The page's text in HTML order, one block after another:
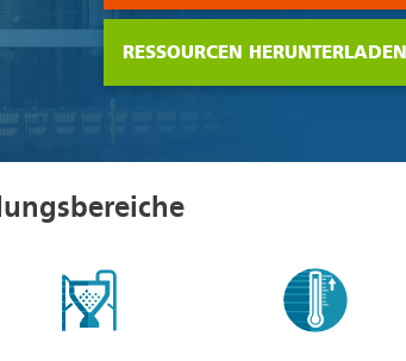
RESSOURCEN HERUNTERLADEN